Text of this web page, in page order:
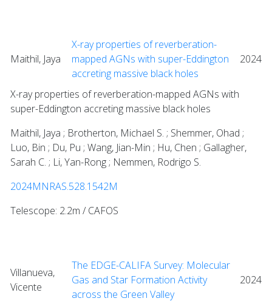
Maithil, Jaya
X-ray properties of reverberation-
mapped AGNs with super-Eddington
accreting massive black holes
2024
X-ray properties of reverberation-mapped AGNs with
super-Eddington accreting massive black holes
Maithil, Jaya ; Brotherton, Michael S. ; Shemmer, Ohad ;
Luo, Bin ; Du, Pu ; Wang, Jian-Min ; Hu, Chen ; Gallagher,
Sarah C. ; Li, Yan-Rong ; Nemmen, Rodrigo S.
2024MNRAS.528.1542M
Telescope: 2.2m / CAFOS
Villanueva,
Vicente
The EDGE-CALIFA Survey: Molecular
Gas and Star Formation Activity
across the Green Valley
2024